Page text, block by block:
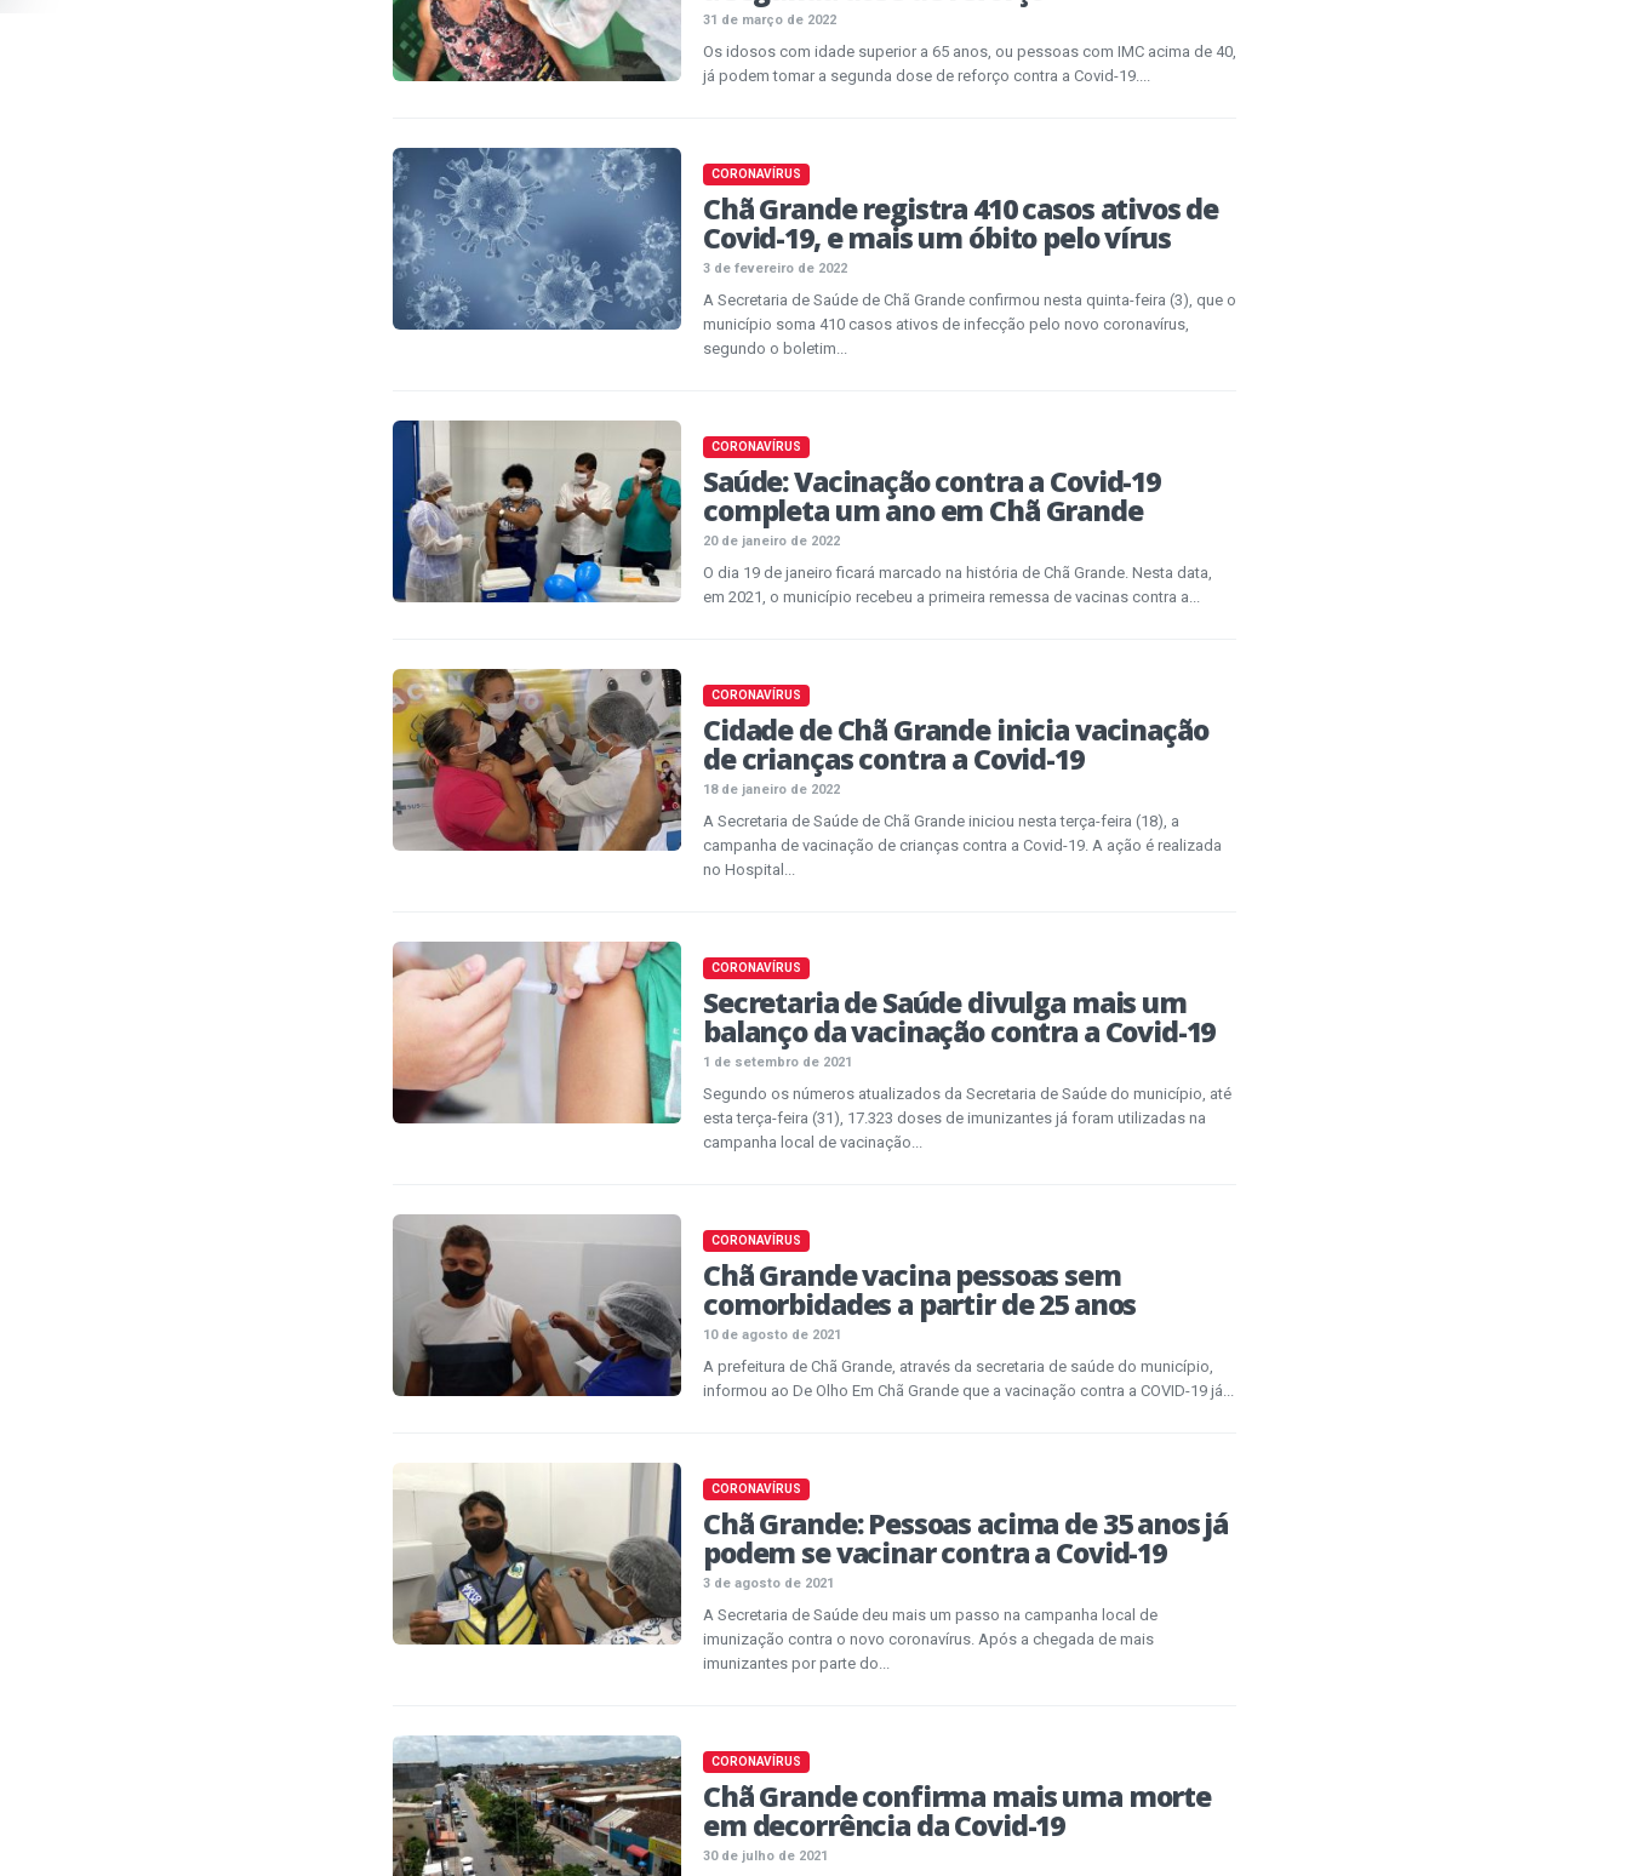
31 de março de 2022
Os idosos com idade superior a 65 anos, ou pessoas com IMC acima de 40,
já podem tomar a segunda dose de reforço contra a Covid-19....
CORONAVÍRUS
Chã Grande registra 410 casos ativos de
Covid-19, e mais um óbito pelo vírus
3 de fevereiro de 2022
A Secretaria de Saúde de Chã Grande confirmou nesta quinta-feira (3), que o
município soma 410 casos ativos de infecção pelo novo coronavírus,
segundo o boletim...
CORONAVÍRUS
Saúde: Vacinação contra a Covid-19
completa um ano em Chã Grande
20 de janeiro de 2022
O dia 19 de janeiro ficará marcado na história de Chã Grande. Nesta data,
em 2021, o município recebeu a primeira remessa de vacinas contra a...
CORONAVÍRUS
Cidade de Chã Grande inicia vacinação
de crianças contra a Covid-19
18 de janeiro de 2022
A Secretaria de Saúde de Chã Grande iniciou nesta terça-feira (18), a
campanha de vacinação de crianças contra a Covid-19. A ação é realizada
no Hospital...
CORONAVÍRUS
Secretaria de Saúde divulga mais um
balanço da vacinação contra a Covid-19
1 de setembro de 2021
Segundo os números atualizados da Secretaria de Saúde do município, até
esta terça-feira (31), 17.323 doses de imunizantes já foram utilizadas na
campanha local de vacinação...
CORONAVÍRUS
Chã Grande vacina pessoas sem
comorbidades a partir de 25 anos
10 de agosto de 2021
A prefeitura de Chã Grande, através da secretaria de saúde do município,
informou ao De Olho Em Chã Grande que a vacinação contra a COVID-19 já...
CORONAVÍRUS
Chã Grande: Pessoas acima de 35 anos já
podem se vacinar contra a Covid-19
3 de agosto de 2021
A Secretaria de Saúde deu mais um passo na campanha local de
imunização contra o novo coronavírus. Após a chegada de mais
imunizantes por parte do...
CORONAVÍRUS
Chã Grande confirma mais uma morte
em decorrência da Covid-19
30 de julho de 2021